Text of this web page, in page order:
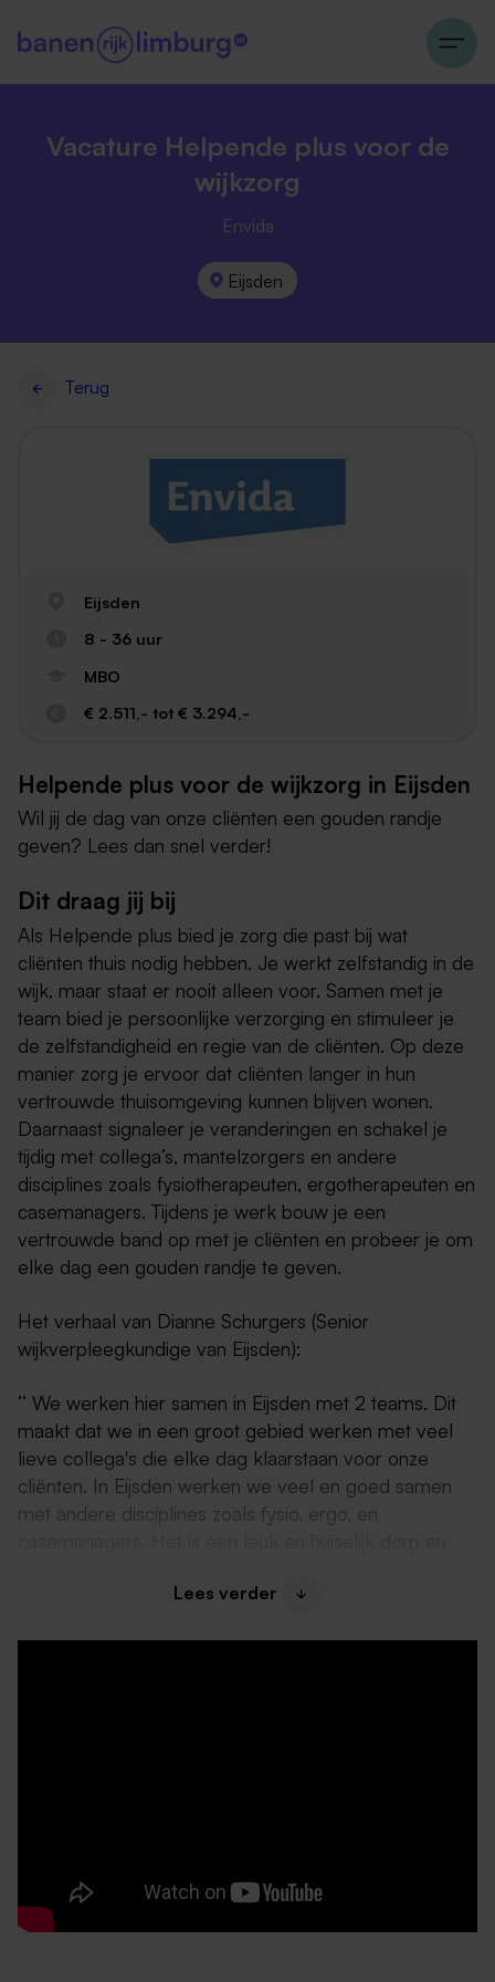
Vacature Helpende plus voor de
wijkzorg
Envida
Eijsden
Terug
Eijsden
8 - 36 uur
MBO
€ 2.511,- tot € 3.294,-
Helpende plus voor de wijkzorg in Eijsden
Wil jij de dag van onze cliënten een gouden randje
geven? Lees dan snel verder!
Dit draag jij bij
Als Helpende plus bied je zorg die past bij wat
cliënten thuis nodig hebben. Je werkt zelfstandig in de
wijk, maar staat er nooit alleen voor. Samen met je
team bied je persoonlijke verzorging en stimuleer je
de zelfstandigheid en regie van de cliënten. Op deze
manier zorg je ervoor dat cliënten langer in hun
vertrouwde thuisomgeving kunnen blijven wonen.
Daarnaast signaleer je veranderingen en schakel je
tijdig met collega’s, mantelzorgers en andere
disciplines zoals fysiotherapeuten, ergotherapeuten en
casemanagers. Tijdens je werk bouw je een
vertrouwde band op met je cliënten en probeer je om
elke dag een gouden randje te geven.
Het verhaal van Dianne Schurgers (Senior
wijkverpleegkundige van Eijsden):
‘‘ We werken hier samen in Eijsden met 2 teams. Dit
maakt dat we in een groot gebied werken met veel
lieve collega's die elke dag klaarstaan voor onze
cliënten. In Eijsden werken we veel en goed samen
met andere disciplines zoals fysio, ergo, en
cliënten echt "thuis" komt. In Eijsden speelt veel
ingesteld.
Lees verder